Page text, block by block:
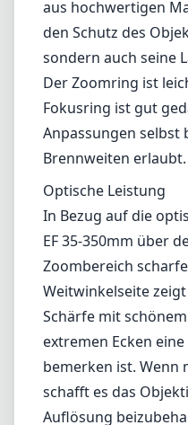
EF 35-350mm über
Zoombereich
Weitwinkelseite zeigt
Schärfe mit
extremen Ecken eine
bemerken ist. Wenn
schafft es das
Auflösung
guten Wahl für
macht, wo
Objektiv bietet
an Kontrolle über
jedoch können bei
insbesondere an
und
Autofokus-Leistung
Dieses Objektiv ist